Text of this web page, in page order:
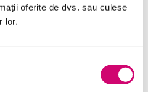
oferite de dvs. sau culese
lor.